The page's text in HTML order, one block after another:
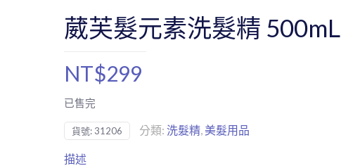
葳芙髮元素洗髮精 500mL
NT$299
已售完
貨號: 31206 分類: 洗髮精, 美髮用品
描述